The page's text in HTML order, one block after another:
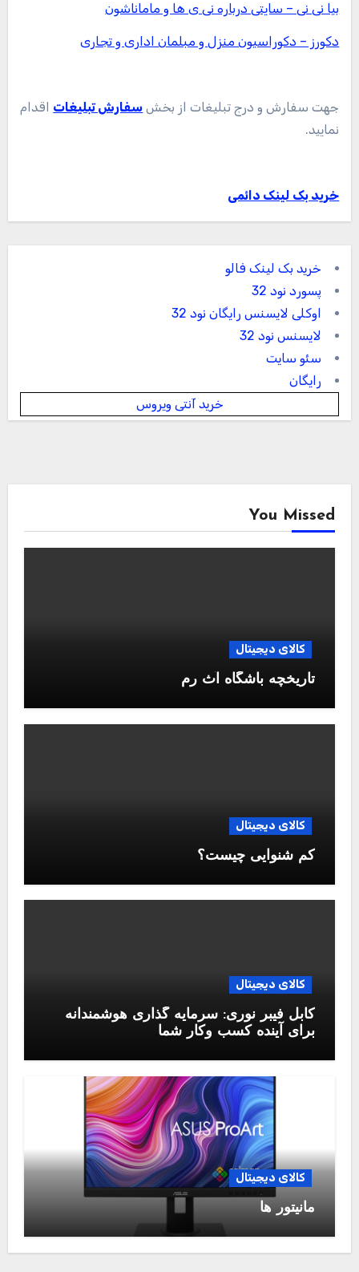
بیا نی نی – سایتی درباره نی ی ها و ماماناشون
دکورز – دکوراسیون منزل و مبلمان اداری و تجاری
جهت سفارش و درج تبلیغات از بخش سفارش تبلیغات اقدام
نمایید.
خرید بک لینک دائمی
خرید بک لینک فالو
پسورد نود 32
اوکلی لایسنس رایگان نود 32
لایسنس نود 32
سئو سایت
رایگان
خرید آنتی ویروس
You Missed
کالای دیجیتال
تاریخچه باشگاه آث رم
کالای دیجیتال
کم شنوایی چیست؟
کالای دیجیتال
کابل فیبر نوری: سرمایه گذاری هوشمندانه
برای آینده کسب وکار شما
کالای دیجیتال
مانیتور ها